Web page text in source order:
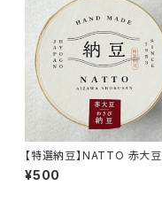
【特選納豆】NATTO 赤大豆
レわさび）
¥500